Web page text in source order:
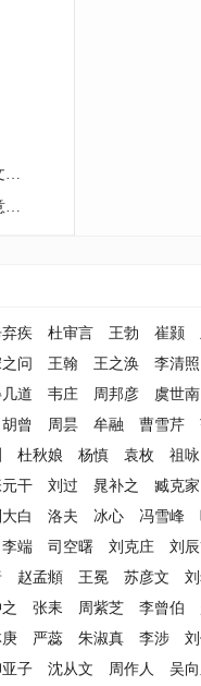
生当作人杰,死亦为鬼雄.《绝句》诗词原文赏析|名句解读
注释赏析《乌 衣 巷［唐］刘禹锡》诗词意思解释
疾 杜审言 王勃 崔颢
问 王翰 王之涣 李清照
道 韦庄 周邦彦 虞世南
胡曾 周昙 牟融 曹雪芹
杜秋娘 杨慎 袁枚 祖咏
干 刘过 晁补之 臧克家
白 洛夫 冰心 冯雪峰
李端 司空曙 刘克庄 刘
赵孟頫 王冕 苏彦文
张耒 周紫芝 李曾伯
严蕊 朱淑真 李涉
子 沈从文 周作人 吴